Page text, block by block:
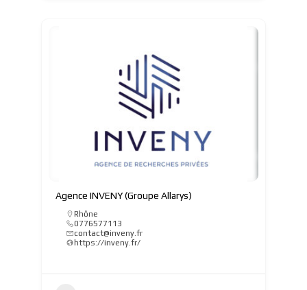
Agence INVENY (Groupe Allarys)
Rhône
0776577113
contact@inveny.fr
https://inveny.fr/